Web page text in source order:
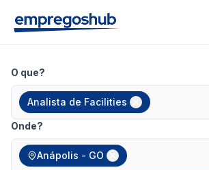
O que?
Analista de Facilities
Onde?
Anápolis - GO